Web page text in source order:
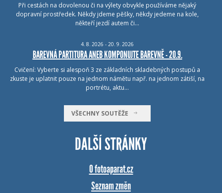
Při cestách na dovolenou či na výlety obvykle používáme nějaký
dopravní prostředek. Někdy jdeme pěšky, někdy jedeme na kole,
někteří jezdí autem či…
4. 8. 2026 - 20. 9. 2026
BAREVNÁ PARTITURA ANEB KOMPONUJTE BAREVNĚ - 20.9.
Cvičení: Vyberte si alespoň 3 ze základních skladebných postupů a
zkuste je uplatnit pouze na jednom námětu např. na jednom zátiší, na
portrétu, aktu…
VŠECHNY SOUTĚŽE
DALŠÍ STRÁNKY
O fotoaparat.cz
Seznam změn